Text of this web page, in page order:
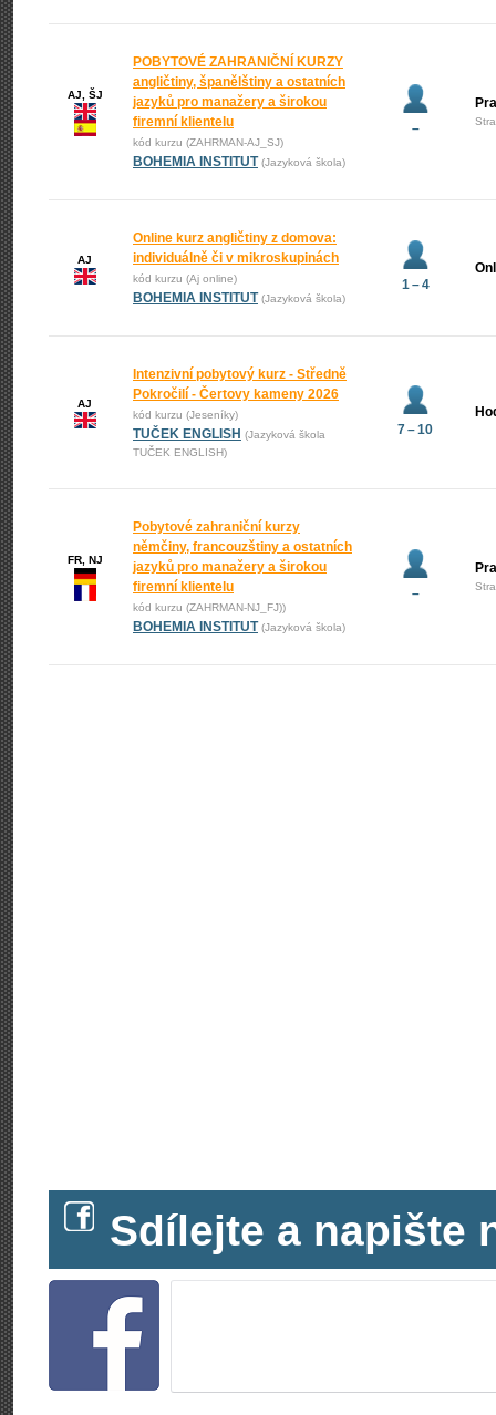
AJ, ŠJ
POBYTOVÉ ZAHRANIČNÍ KURZY
angličtiny, španělštiny a ostatních
jazyků pro manažery a širokou
firemní klientelu
kód kurzu (ZAHRMAN-AJ_SJ)
BOHEMIA INSTITUT (Jazyková škola)
–
AJ
Online kurz angličtiny z domova:
individuálně či v mikroskupinách
kód kurzu (Aj online)
BOHEMIA INSTITUT (Jazyková škola)
1 – 4
AJ
Intenzivní pobytový kurz - Středně
Pokročilí - Čertovy kameny 2026
kód kurzu (Jeseníky)
TUČEK ENGLISH (Jazyková škola
TUČEK ENGLISH)
7 – 10
FR, NJ
Pobytové zahraniční kurzy
němčiny, francouzštiny a ostatních
jazyků pro manažery a širokou
firemní klientelu
kód kurzu (ZAHRMAN-NJ_FJ))
BOHEMIA INSTITUT (Jazyková škola)
–
Sdílejte a napište